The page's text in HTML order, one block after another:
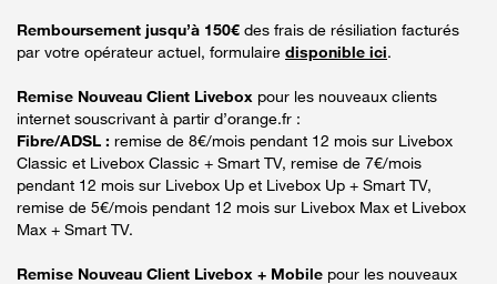
Remboursement jusqu’à 150€ des frais de résiliation facturés
par votre opérateur actuel, formulaire disponible ici.
Remise Nouveau Client Livebox pour les nouveaux clients
internet souscrivant à partir d’orange.fr :
Fibre/ADSL : remise de 8€/mois pendant 12 mois sur Livebox
Classic et Livebox Classic + Smart TV, remise de 7€/mois
pendant 12 mois sur Livebox Up et Livebox Up + Smart TV,
remise de 5€/mois pendant 12 mois sur Livebox Max et Livebox
Max + Smart TV.
Remise Nouveau Client Livebox + Mobile pour les nouveaux